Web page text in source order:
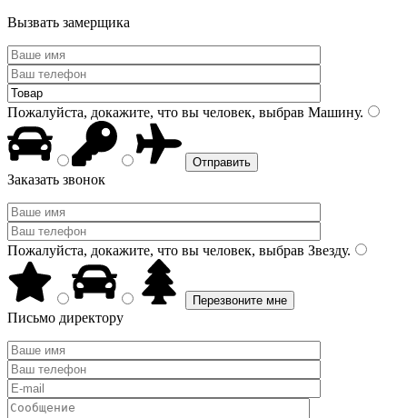
Вызвать замерщика
Пожалуйста, докажите, что вы человек, выбрав Машину.
Заказать звонок
Пожалуйста, докажите, что вы человек, выбрав Звезду.
Письмо директору